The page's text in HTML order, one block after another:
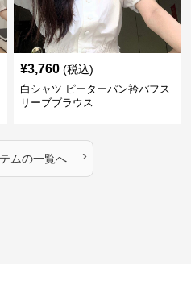
¥3,760 (税込)
白シャツ ピーターパン衿パフス
リーブブラウス
ムの一覧へ ›